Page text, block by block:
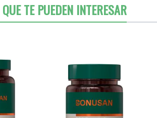
TE PUEDEN INTERESAR